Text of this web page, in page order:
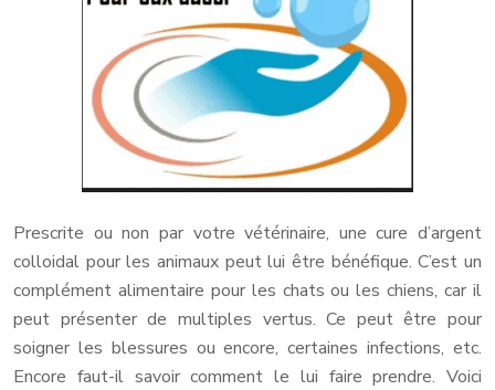
Prescrite ou non par votre vétérinaire, une cure d’argent
colloidal pour les animaux peut lui être bénéfique. C’est un
complément alimentaire pour les chats ou les chiens, car il
peut présenter de multiples vertus. Ce peut être pour
soigner les blessures ou encore, certaines infections, etc.
Encore faut-il savoir comment le lui faire prendre. Voici